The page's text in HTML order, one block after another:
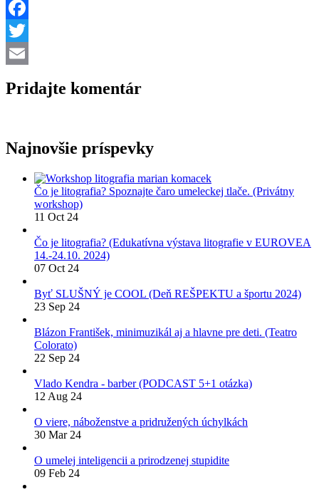
Share
Facebook
Twitter
Pridajte komentár
Najnovšie príspevky
Čo je litografia? Spoznajte čaro umeleckej tlače. (Privátny
workshop)
11 Oct 24
Čo je litografia? (Edukatívna výstava litografie v EUROVEA
14.-24.10. 2024)
07 Oct 24
Byť SLUŠNÝ je COOL (Deň REŠPEKTU a športu 2024)
23 Sep 24
Blázon František, minimuzikál aj a hlavne pre deti. (Teatro
Colorato)
22 Sep 24
Vlado Kendra - barber (PODCAST 5+1 otázka)
12 Aug 24
O viere, náboženstve a pridružených úchylkách
30 Mar 24
O umelej inteligencii a prirodzenej stupidite
09 Feb 24